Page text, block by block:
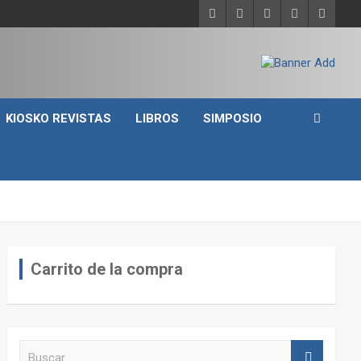
KIOSKO REVISTAS LIBROS SIMPOSIO
Carrito de la compra